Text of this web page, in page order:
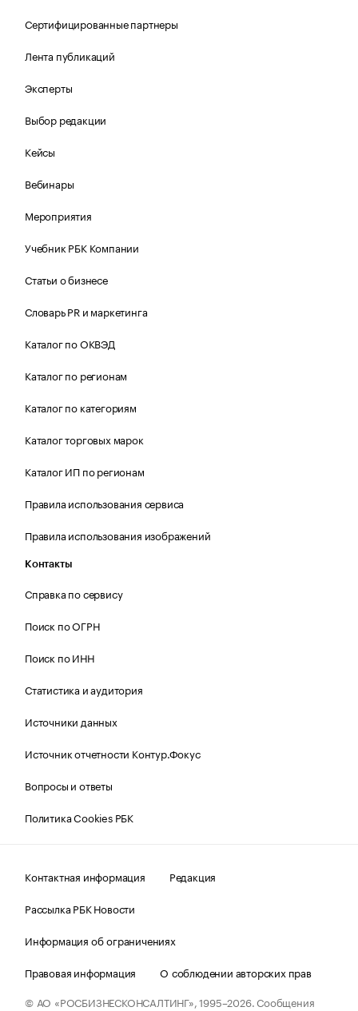
Сертифицированные партнеры
Лента публикаций
Эксперты
Выбор редакции
Кейсы
Вебинары
Мероприятия
Учебник РБК Компании
Статьи о бизнесе
Словарь PR и маркетинга
Каталог по ОКВЭД
Каталог по регионам
Каталог по категориям
Каталог торговых марок
Каталог ИП по регионам
Правила использования сервиса
Правила использования изображений
Контакты
Справка по сервису
Поиск по ОГРН
Поиск по ИНН
Статистика и аудитория
Источники данных
Источник отчетности Контур.Фокус
Вопросы и ответы
Политика Cookies РБК
Контактная информация
Редакция
Рассылка РБК Новости
Информация об ограничениях
Правовая информация
О соблюдении авторских прав
© АО «РОСБИЗНЕСКОНСАЛТИНГ»,1995–2026. Сообщения